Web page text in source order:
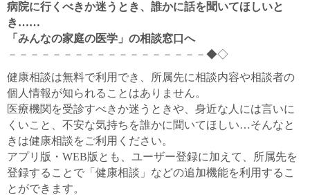
病院に行くべきか迷うとき、誰かに話を聞いてほしいと
き……
「みんなの家庭の医学」の相談窓口へ
－－－－－－－－－－－－－－－－－－◆◇
健康相談は無料で利用でき、所属先に相談内容や相談者の
個人情報が知られることはありません。
医療機関を受診すべきか迷うときや、身近な人には言いに
くいこと、不安な気持ちを誰かに聞いてほしい…そんなと
きは健康相談をご利用ください。
アプリ版・WEB版とも、ユーザー登録に加えて、所属先を
登録することで「健康相談」などの追加機能を利用するこ
とができます。